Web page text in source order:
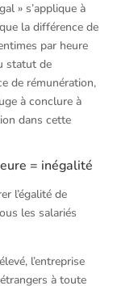
» s’applique à
la différence de
par heure
statut de
de rémunération,
à conclure à
dans cette
= inégalité
l’égalité de
les salariés
l’entreprise
à toute